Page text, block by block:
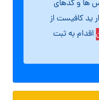
ها و کدهای
ید کافیست از
اقدام به ثبت